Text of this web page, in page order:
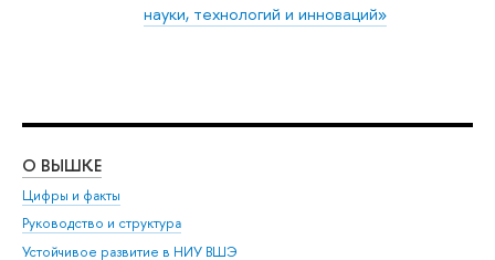
науки, технологий и инноваций»
О ВЫШКЕ
Цифры и факты
Руководство и структура
Устойчивое развитие в НИУ ВШЭ